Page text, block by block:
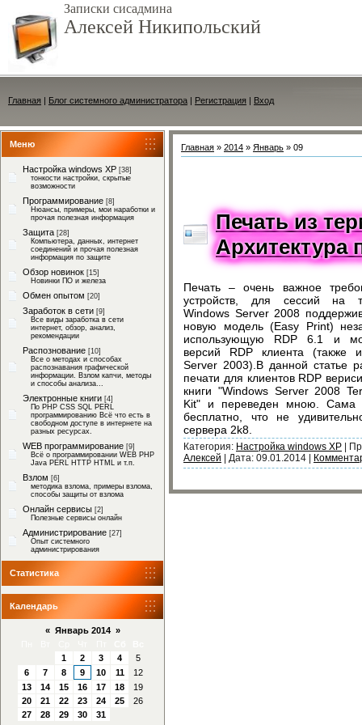
Записки сисадмина
Алексей Никипольский
Главная | Блог системного администратора | Регистрация | Вход
Меню
Настройка windows XP [38]
тонкости настройки, скрытые
возможности
Программирование [8]
Нюансы, примеры, мои наработки и
прочая полезная информация
Защита [28]
Компьютера, данных, интернет
соединений и прочая полезная
информация по защите
Обзор новинок [15]
Новинки ПО и железа
Обмен опытом [20]
Заработок в сети [9]
Все виды заработка в сети
интернет, обзор, анализ,
рекомендации
Распознование [10]
Все о методах и способах
распознавания графической
информации. Взлом капчи, методы
и способы анализа...
Электронные книги [4]
По PHP CSS SQL PERL
программированию Всё что есть в
свободном доступе в интернете на
разных ресурсах.
WEB программирование [9]
Всё о программировании WEB PHP
Java PERL HTTP HTML и т.п.
Взлом [6]
методика взлома, примеры взлома,
способы защиты от взлома
Онлайн сервисы [2]
Полезные сервисы онлайн
Администрирование [27]
Опыт системного
администрирования
Статистика
Календарь
« Январь 2014 »
1
2 3 4
5
6
7 8 9 10 11
12
13
14 15 16 17 18
19
20
21 22 23 24 25
26
27
28 29 30 31
Главная » 2014 » Январь » 09
Печать из
Архитектура
Печать – очень важное
устройств, для сессий на
Windows Server 2008
новую модель (Easy Print)
использующую RDP 6.1 и
версий RDP клиента (также
Server 2003).В данной статье
печати для клиентов RDP
книги "Windows Server 2008
Kit" и переведен мною. Сама
бесплатно, что не
сервера 2k8.
Категория: Настройка windows XP
Алексей
Дата: 09.01.2014